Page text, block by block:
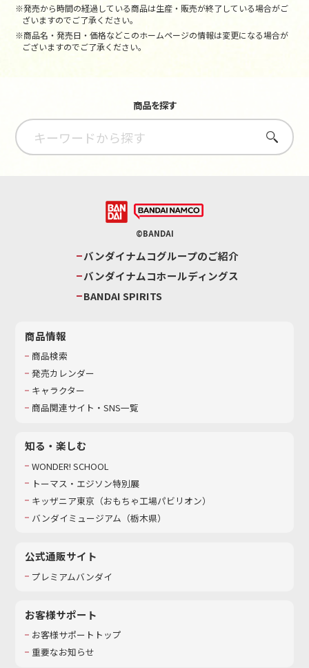
※発売から時間の経過している商品は生産・販売が終了している場合がご
ざいますのでご了承ください。
※商品名・発売日・価格などこのホームページの情報は変更になる場合が
ございますのでご了承ください。
商品を探す
さがす
©BANDAI
バンダイナムコグループのご紹介
バンダイナムコホールディングス
BANDAI SPIRITS
商品情報
商品検索
発売カレンダー
キャラクター
商品関連サイト・SNS一覧
知る・楽しむ
WONDER! SCHOOL
トーマス・エジソン特別展
キッザニア東京（おもちゃ工場パビリオン）​
バンダイミュージアム（栃木県）
公式通販サイト
プレミアムバンダイ
お客様サポート
お客様サポートトップ
重要なお知らせ